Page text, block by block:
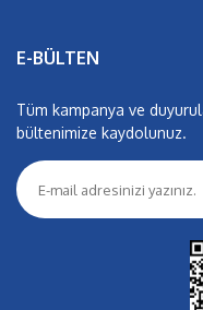
E-BÜLTEN
Tüm kampanya ve
bültenimize kaydolunuz.